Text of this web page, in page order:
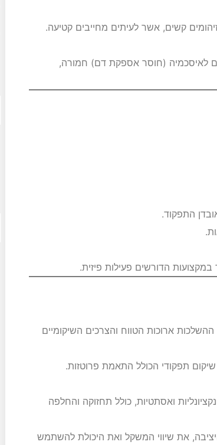
קשים, אשר לעיתים מחייבים קטיעה.
לאיסכמיה (חוסר אספקת דם) חמורה,
התפקוד.
הדורשים פעילות פיזית.
ארוכות הטווח והצרכים השיקומיים
שיקום תפקודי הכולל התאמת פרוטזות.
ואסתטיות, כולל תחזוקה והחלפה
את שיווי המשקל ואת היכולת להשתמש